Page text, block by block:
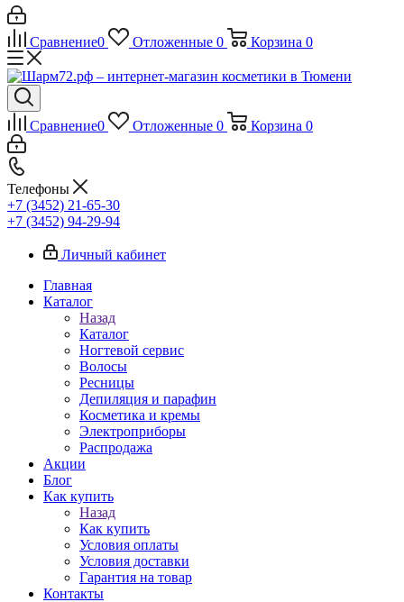
Сравнение0 Отложенные 0 Корзина 0
Сравнение0 Отложенные 0 Корзина 0
Телефоны
+7 (3452) 21-65-30
+7 (3452) 94-29-94
Личный кабинет
Главная
Каталог
Назад
Каталог
Ногтевой сервис
Волосы
Ресницы
Депиляция и парафин
Косметика и кремы
Электроприборы
Распродажа
Акции
Блог
Как купить
Назад
Как купить
Условия оплаты
Условия доставки
Гарантия на товар
Контакты